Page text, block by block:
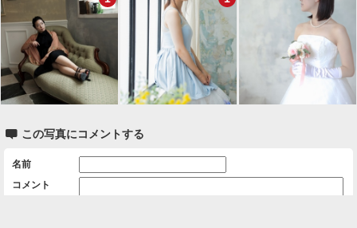
 この写真にコメントする
名前
コメント